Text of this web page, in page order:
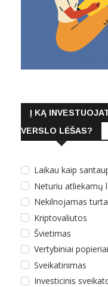
Į KĄ
VERSLO LĖŠAS?
Laikau kaip
Neturiu atliekamų
Nekilnojamas
Kriptovaliutos
Švietimas
Vertybiniai popieriai
Sveikatinimas
Investicinis